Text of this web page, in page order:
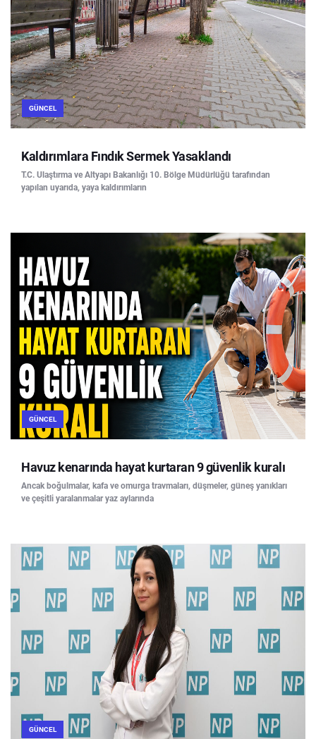
GÜNCEL
Kaldırımlara Fındık Sermek Yasaklandı
T.C. Ulaştırma ve Altyapı Bakanlığı 10. Bölge Müdürlüğü tarafından
yapılan uyarıda, yaya kaldırımların
GÜNCEL
Havuz kenarında hayat kurtaran 9 güvenlik kuralı
Ancak boğulmalar, kafa ve omurga travmaları, düşmeler, güneş yanıkları
ve çeşitli yaralanmalar yaz aylarında
GÜNCEL